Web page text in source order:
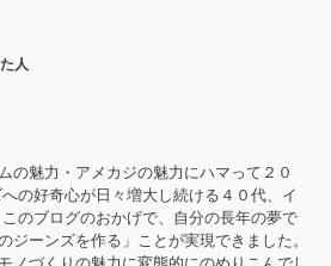
人
の魅力・アメカジの魅力にハマって２０
の好奇心が日々増大し続ける４０代、イ
のブログのおかげで、自分の長年の夢で
ジーンズを作る」ことが実現できました。